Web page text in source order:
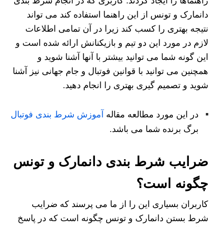
دانمارک و تونس از این راهنما استفاده کند می تواند
نتیجه بهتری را کسب کند زیرا در آن تمامی اطلاعات
لازم در مورد این دو تیم و بازیکنانش ارائه شده است و
این گونه شما می‌ توانید بیشتر با آنها آشنا شوید و
همچنین می توانید با قوانین فوتبال و جام جهانی نیز آشنا
شوید و تصمیم‌ گیری بهتری را انجام دهید.
در این مورد مطالعه مقاله آموزش شرط بندی فوتبال
برگ برنده شما می باشد.
ضرایب شرط بندی دانمارک و تونس
چگونه است؟
کاربران بسیاری این را از ما می پرسند که ضرایب
شرط بستن دانمارک و تونس چگونه است که در پاسخ